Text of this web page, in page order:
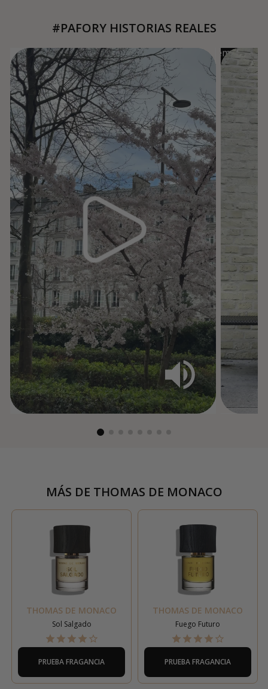
#PAFORY HISTORIAS REALES
MÁS DE THOMAS DE MONACO
THOMAS DE MONACO
Sol Salgado
PRUEBA FRAGANCIA
THOMAS DE MONACO
Fuego Futuro
PRUEBA FRAGANCIA